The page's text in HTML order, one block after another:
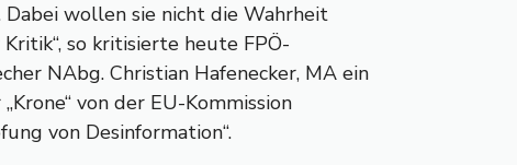
wollen sie nicht die Wahrheit
so kritisierte heute FPÖ-
NAbg. Christian Hafenecker, MA ein
von der EU-Kommission
von Desinformation“.